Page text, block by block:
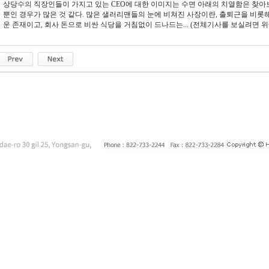
상당수의 직장인들이 가지고 있는 CEO에 대한 이미지는 수면 아래의 치열함은 찾
뿐인 경우가 많은 것 같다. 많은 샐러리맨들의 눈에 비쳐진 사장이란, 출퇴근을 비롯
운 존재이고, 회사 돈으로 비싼 식당을 거침없이 드나드는... (전체기사를 보실려면